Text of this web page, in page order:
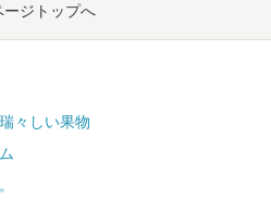
ージトップへ
々しい果物